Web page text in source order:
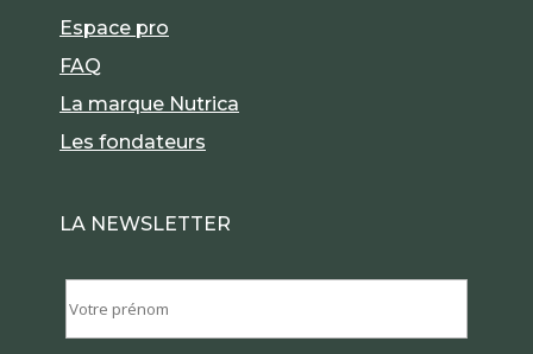
Espace pro
FAQ
La marque Nutrica
Les fondateurs
LA NEWSLETTER